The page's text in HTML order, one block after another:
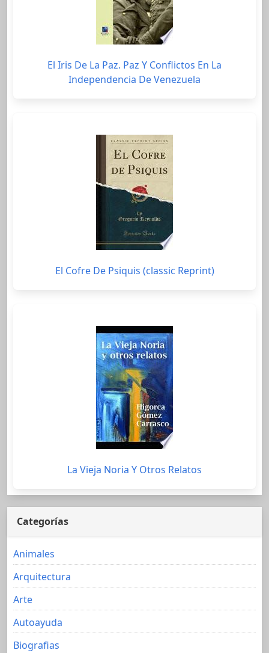
El Iris De La Paz. Paz Y Conflictos En La
Independencia De Venezuela
El Cofre De Psiquis (classic Reprint)
La Vieja Noria Y Otros Relatos
Categorías
Animales
Arquitectura
Arte
Autoayuda
Biografias